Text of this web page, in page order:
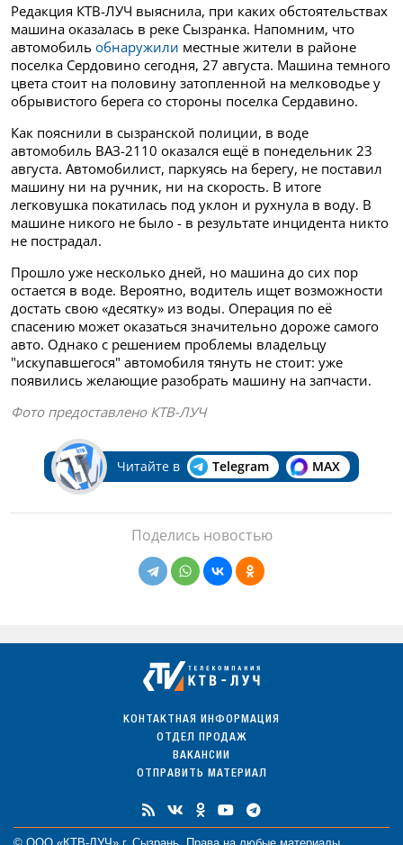
Редакция КТВ-ЛУЧ выяснила, при каких обстоятельствах
машина оказалась в реке Сызранка. Напомним, что
автомобиль обнаружили местные жители в районе
поселка Сердовино сегодня, 27 августа. Машина темного
цвета стоит на половину затопленной на мелководье у
обрывистого берега со стороны поселка Сердавино.
Как пояснили в сызранской полиции, в воде
автомобиль ВАЗ-2110 оказался ещё в понедельник 23
августа. Автомобилист, паркуясь на берегу, не поставил
машину ни на ручник, ни на скорость. В итоге
легковушка покатилась под уклон и рухнула в воду. В
машине никого не было - в результате инцидента никто
не пострадал.
Прошло уже несколько дней, но машина до сих пор
остается в воде. Вероятно, водитель ищет возможности
достать свою «десятку» из воды. Операция по её
спасению может оказаться значительно дороже самого
авто. Однако с решением проблемы владельцу
"искупавшегося" автомобиля тянуть не стоит: уже
появились желающие разобрать машину на запчасти.
Фото предоставлено КТВ-ЛУЧ
Читайте в Telegram MAX
Поделись новостью
КОНТАКТНАЯ ИНФОРМАЦИЯ
ОТДЕЛ ПРОДАЖ
ВАКАНСИИ
ОТПРАВИТЬ МАТЕРИАЛ